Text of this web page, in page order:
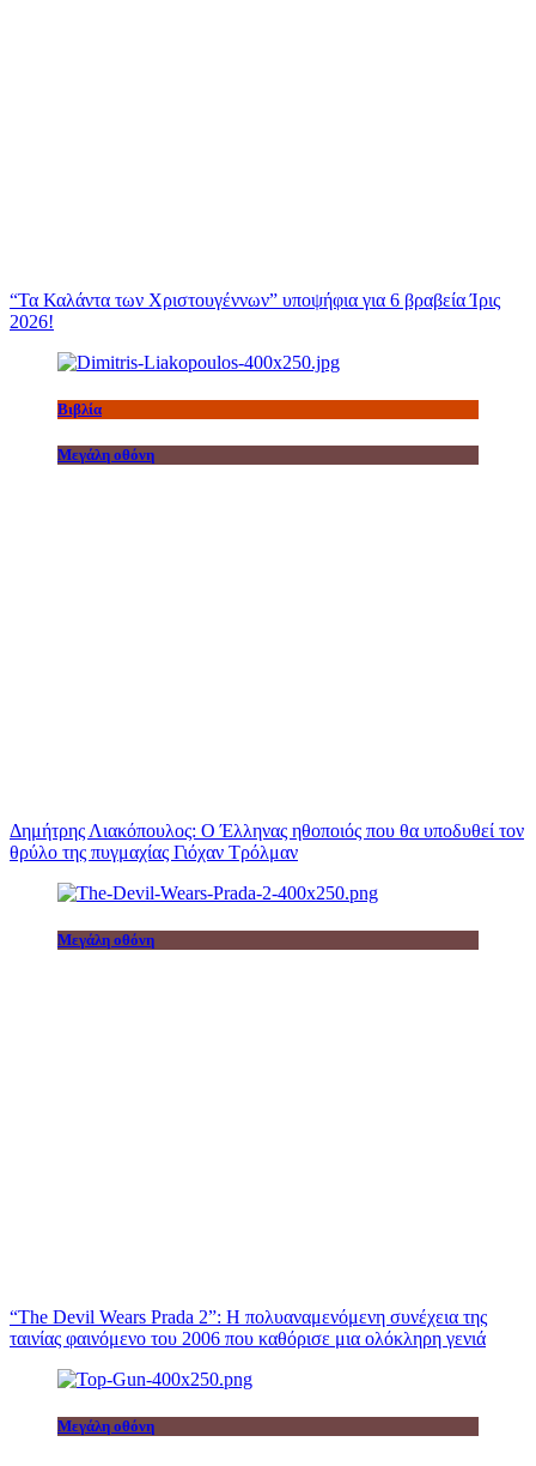
“Τα Καλάντα των Χριστουγέννων” υποψήφια για 6 βραβεία Ίρις
2026!
Βιβλία
Μεγάλη οθόνη
Δημήτρης Λιακόπουλος: Ο Έλληνας ηθοποιός που θα υποδυθεί τον
θρύλο της πυγμαχίας Γιόχαν Τρόλμαν
Μεγάλη οθόνη
“The Devil Wears Prada 2”: Η πολυαναμενόμενη συνέχεια της
ταινίας φαινόμενο του 2006 που καθόρισε μια ολόκληρη γενιά
Μεγάλη οθόνη